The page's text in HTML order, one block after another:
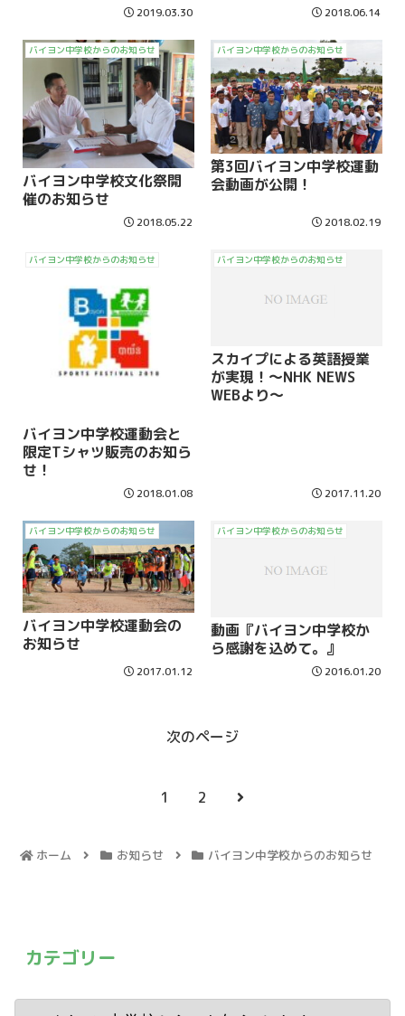
2019.03.30 2018.06.14
バイヨン中学校からのお知らせ
バイヨン中学校文化祭開
催のお知らせ
2018.05.22
バイヨン中学校からのお知らせ
第3回バイヨン中学校運動
会動画が公開！
2018.02.19
バイヨン中学校からのお知らせ
バイヨン中学校運動会と
限定Tシャツ販売のお知ら
せ！
2018.01.08
バイヨン中学校からのお知らせ
スカイプによる英語授業
が実現！～NHK NEWS
WEBより～
2017.11.20
バイヨン中学校からのお知らせ
バイヨン中学校運動会の
お知らせ
2017.01.12
バイヨン中学校からのお知らせ
動画『バイヨン中学校か
ら感謝を込めて。』
2016.01.20
次のページ
1 2
ホーム お知らせ バイヨン中学校からのお知らせ
カテゴリー